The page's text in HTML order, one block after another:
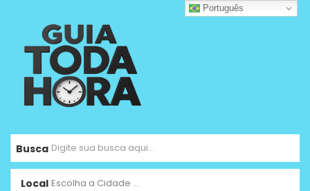
Busca
Local Escolha a Cidade ...
Português